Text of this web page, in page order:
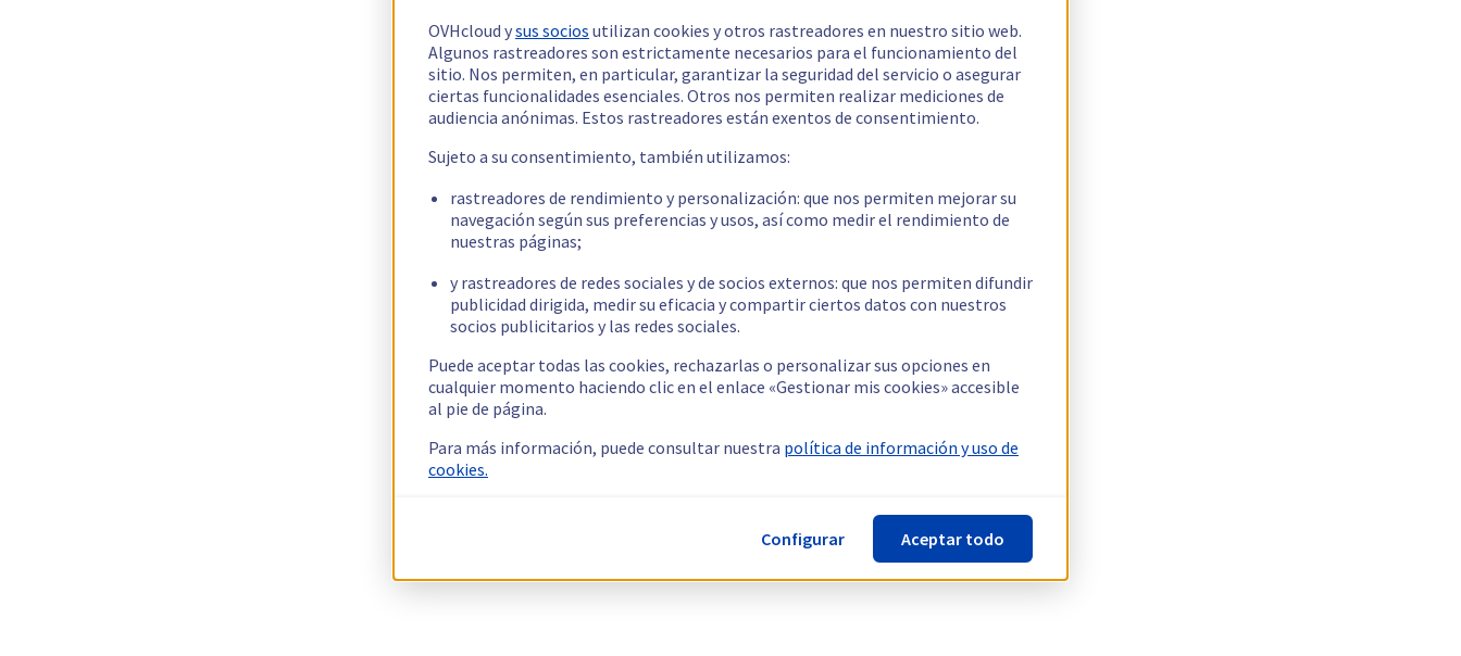
OVHcloud ysus socios utilizan cookies y otros rastreadores en nuestro sitio web.
Algunos rastreadores son estrictamente necesarios para el funcionamiento del
sitio. Nos permiten, en particular, garantizar la seguridad del servicio o asegurar
ciertas funcionalidades esenciales. Otros nos permiten realizar mediciones de
audiencia anónimas. Estos rastreadores están exentos de consentimiento.
Sujeto a su consentimiento, también utilizamos:
rastreadores de rendimiento y personalización: que nos permiten mejorar su
navegación según sus preferencias y usos, así como medir el rendimiento de
nuestras páginas;
y rastreadores de redes sociales y de socios externos: que nos permiten difundir
publicidad dirigida, medir su eficacia y compartir ciertos datos con nuestros
socios publicitarios y las redes sociales.
Puede aceptar todas las cookies, rechazarlas o personalizar sus opciones en
cualquier momento haciendo clic en el enlace «Gestionar mis cookies» accesible
al pie de página.
Para más información, puede consultar nuestra política de información y uso de
cookies.
Configurar Aceptar todo